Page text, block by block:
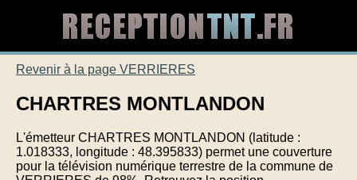
Revenir à la page VERRIERES
CHARTRES MONTLANDON
L'émetteur CHARTRES MONTLANDON (latitude :
1.018333, longitude : 48.395833) permet une couverture
pour la télévision numérique terrestre de la commune de